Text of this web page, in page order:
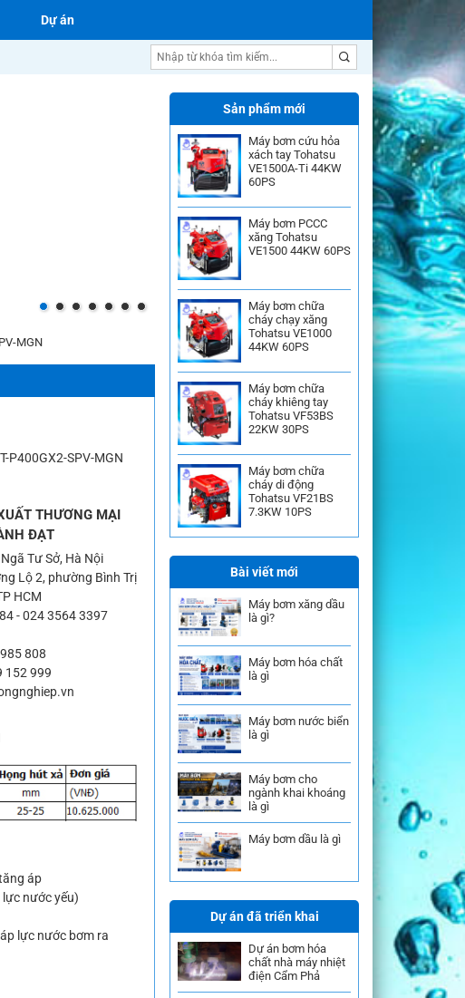
Dự án
Máy bơm chữa cháy
MGN
P400GX2-SPV-MGN
THƯƠNG MẠI
ĐẠT
Tư Sở, Hà Nội
Lộ 2, phường Bình Trị
HCM
-024 3564 3397
808
152 999
áp
nước yếu)
lực nước bơm ra
Sản phẩm mới
Máy bơm cứu hỏa
xách tay Tohatsu
VE1500A-Ti 44KW
60PS
Máy bơm PCCC
xăng Tohatsu
VE1500 44KW 60PS
Máy bơm chữa
cháy chạy xăng
Tohatsu VE1000
44KW 60PS
Máy bơm chữa
cháy khiêng tay
Tohatsu VF53BS
22KW 30PS
Máy bơm chữa
cháy di động
Tohatsu VF21BS
7.3KW 10PS
Bài viết mới
Máy bơm xăng dầu
là gì?
Máy bơm hóa chất
là gì
Máy bơm nước biển
là gì
Máy bơm cho
ngành khai khoáng
là gì
Máy bơm dầu là gì
Dự án đã triển khai
Dự án bơm hóa
chất nhà máy nhiệt
điện Cẩm Phả